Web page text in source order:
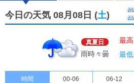
今日の天気 08月08日 (土)
真夏日
雨時々曇
最高
最低
時間 00-06 06-12